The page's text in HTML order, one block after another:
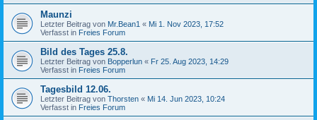
Maunzi
Letzter Beitrag von Mr.Bean1 « Mi 1. Nov 2023, 17:52
Verfasst in Freies Forum
Bild des Tages 25.8.
Letzter Beitrag von Bopperlun « Fr 25. Aug 2023, 14:29
Verfasst in Freies Forum
Tagesbild 12.06.
Letzter Beitrag von Thorsten « Mi 14. Jun 2023, 10:24
Verfasst in Freies Forum